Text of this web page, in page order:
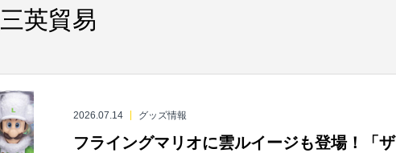
三英貿易
2026.07.14 グッズ情報
フライングマリオに雲ルイージも登場！「